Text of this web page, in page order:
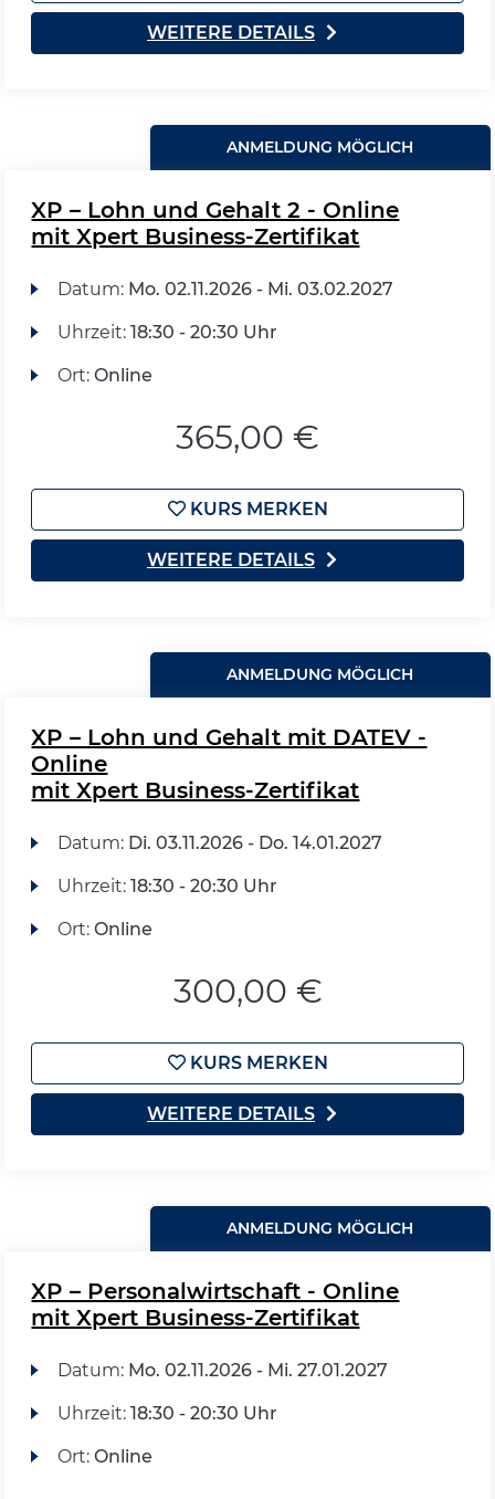
WEITERE DETAILS
ANMELDUNG MÖGLICH
XP – Lohn und Gehalt 2 - Online
mit Xpert Business-Zertifikat
Datum: Mo. 02.11.2026 - Mi. 03.02.2027
Uhrzeit: 18:30 - 20:30 Uhr
Ort: Online
365,00 €
KURS MERKEN
WEITERE DETAILS
ANMELDUNG MÖGLICH
XP – Lohn und Gehalt mit DATEV -
Online
mit Xpert Business-Zertifikat
Datum: Di. 03.11.2026 - Do. 14.01.2027
Uhrzeit: 18:30 - 20:30 Uhr
Ort: Online
300,00 €
KURS MERKEN
WEITERE DETAILS
ANMELDUNG MÖGLICH
XP – Personalwirtschaft - Online
mit Xpert Business-Zertifikat
Datum: Mo. 02.11.2026 - Mi. 27.01.2027
Uhrzeit: 18:30 - 20:30 Uhr
Ort: Online